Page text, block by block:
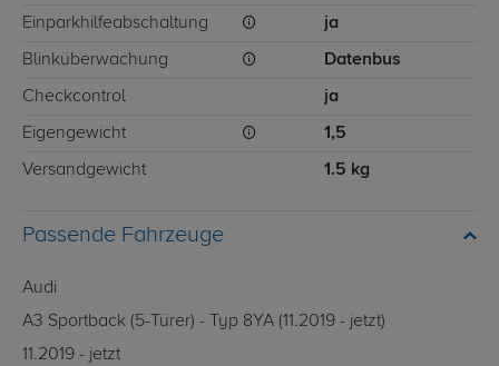
Einparkhilfeabschaltung ja
Blinküberwachung Datenbus
Checkcontrol ja
Eigengewicht 1,5
Versandgewicht 1.5 kg
Passende Fahrzeuge
Audi
A3 Sportback (5-Türer) - Typ 8YA (11.2019 - jetzt)
11.2019 - jetzt